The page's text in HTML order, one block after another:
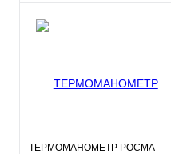
ТЕРМОМАНОМЕТР РОСМА